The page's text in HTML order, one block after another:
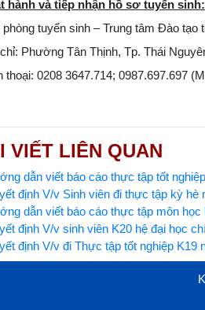
hành và tiếp nhận hồ sơ tuyển sinh:
phòng tuyển sinh – Trung tâm Đào
Phường Tân Thịnh, Tp. Thái
thoại: 0208 3647.714; 0987.697.697
VIẾT LIÊN QUAN
dẫn viết báo cáo thực tập tốt
định V/v Sinh viên đi thực tập kỳ hè
dẫn viết báo cáo thực tập môn học
định V/v sinh viên K20 hệ đại học
định V/v đi Thực tập tốt nghiệp K19